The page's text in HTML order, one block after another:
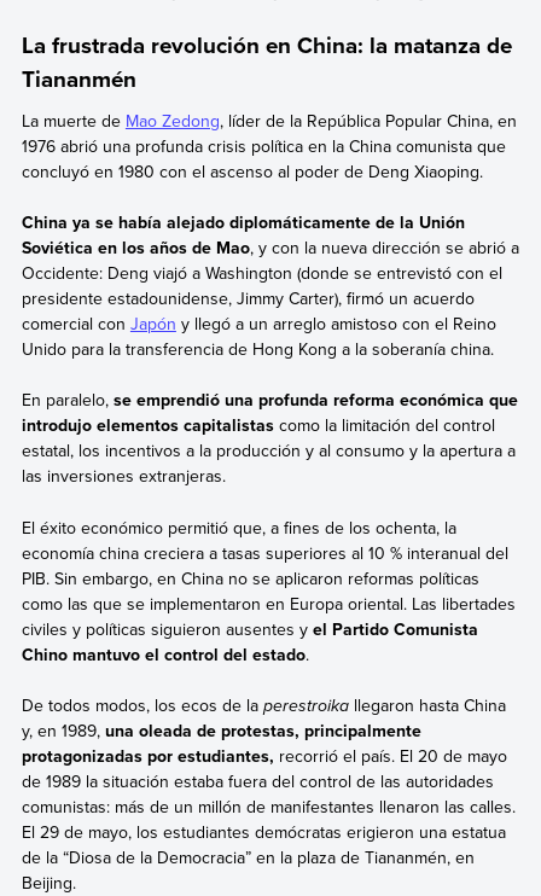
La frustrada revolución en China: la matanza de
Tiananmén
La muerte de Mao Zedong, líder de la República Popular China, en
1976 abrió una profunda crisis política en la China comunista que
concluyó en 1980 con el ascenso al poder de Deng Xiaoping.
China ya se había alejado diplomáticamente de la Unión
Soviética en los años de Mao, y con la nueva dirección se abrió a
Occidente: Deng viajó a Washington (donde se entrevistó con el
presidente estadounidense, Jimmy Carter), firmó un acuerdo
comercial con Japón y llegó a un arreglo amistoso con el Reino
Unido para la transferencia de Hong Kong a la soberanía china.
En paralelo, se emprendió una profunda reforma económica que
introdujo elementos capitalistascomo la limitación del control
estatal, los incentivos a la producción y al consumo y la apertura a
las inversiones extranjeras.
El éxito económico permitió que, a fines de los ochenta, la
economía china creciera a tasas superiores al 10 % interanual del
PIB. Sin embargo, en China no se aplicaron reformas políticas
como las que se implementaron en Europa oriental. Las libertades
civiles y políticas siguieron ausentes yel Partido Comunista
Chino mantuvo el control del estado.
De todos modos, los ecos de la perestroikallegaron hasta China
y, en 1989,una oleada de protestas, principalmente
protagonizadas por estudiantes, recorrió el país. El 20 de mayo
de 1989 la situación estaba fuera del control de las autoridades
comunistas: más de un millón de manifestantes llenaron las calles.
El 29 de mayo, los estudiantes demócratas erigieron una estatua
de la “Diosa de la Democracia” en la plaza de Tiananmén, en
Beijing.